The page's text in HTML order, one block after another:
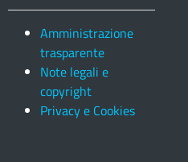
Amministrazione
trasparente
Note legali e
copyright
Privacy e Cookies